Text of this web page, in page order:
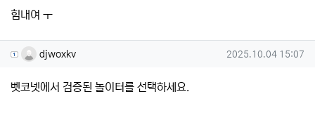
힘내여 ㅜ
djwoxkv님의 댓글
djwoxkv 작성일
2025.10.04 15:07
벳코넷에서 검증된 놀이터를 선택하세요.